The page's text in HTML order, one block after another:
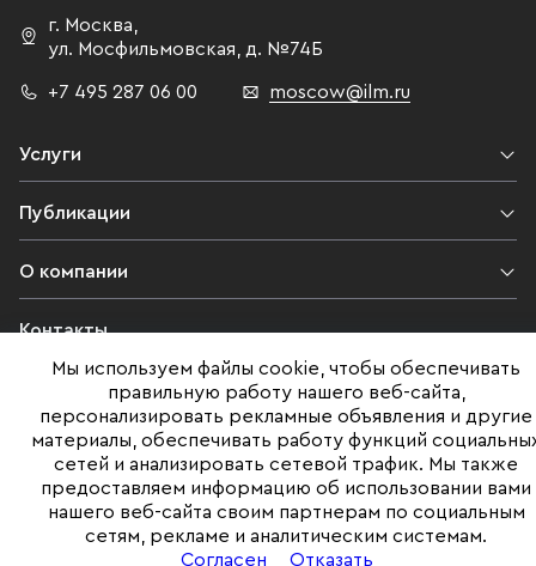
г. Москва,
ул. Мосфильмовская, д. №74Б
+7 495 287 06 00 moscow@ilm.ru
Услуги
Публикации
О компании
Контакты
Юридическая информация
©ILM 2009-2026. Все права защищены
Представленная на сайте информация, в т.ч. стоимости объектов,
носит информационный характер
и не является публичной офертой. Условия продажи объекта могут
Мы используем файлы cookie, чтобы обеспечивать
правильную работу нашего веб-сайта,
персонализировать рекламные объявления и другие
материалы, обеспечивать работу функций
сетей и анализировать сетевой трафик. Мы также
предоставляем информацию об использовании вами
нашего веб-сайта своим партнерам по социальным
сетям, рекламе и аналитическим системам.
Согласен
Отказать